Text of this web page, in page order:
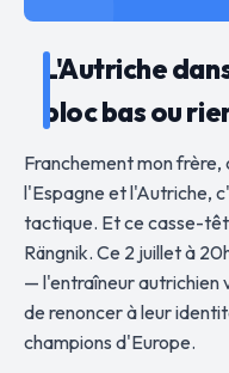
L'Autriche
bloc bas ou
Franchement mon
l'Espagne et l'Autriche,
tactique. Et ce casse-
Rängnik. Ce 2 juillet à
— l'entraîneur autrichien
de renoncer à leur
champions d'Europe.